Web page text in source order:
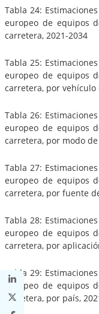
Tabla 24:
europeo de equipos
carretera, 2021-2034
Tabla 25:
europeo de equipos
carretera, por vehículo
Tabla 26:
europeo de equipos
carretera, por modo
Tabla 27:
europeo de equipos
carretera, por fuente
Tabla 28:
europeo de equipos
carretera, por
Tabla 29:
europeo de equipos
carretera, por país,